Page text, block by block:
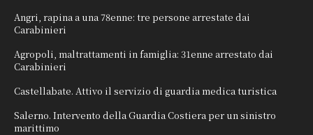
Angri, rapina a una 78enne: tre persone arrestate dai
Carabinieri
Agropoli, maltrattamenti in famiglia: 31enne arrestato dai
Carabinieri
Castellabate. Attivo il servizio di guardia medica turistica
Salerno. Intervento della Guardia Costiera per un sinistro
marittimo